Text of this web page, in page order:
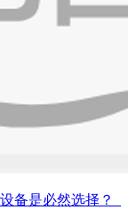
备是必然选择？_